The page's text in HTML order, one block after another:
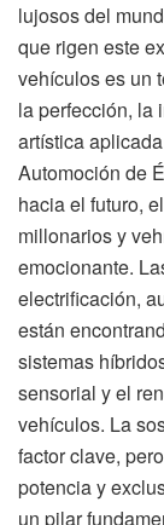
lujosos del
que rigen este
vehículos es un
la perfección, la
artística
Automoción de
hacia el futuro,
millonarios y
emocionante.
electrificación,
están
sistemas
sensorial y el
vehículos. La
factor clave,
potencia y
un pilar